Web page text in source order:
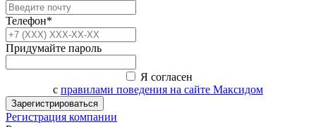
Телефон*
Придумайте пароль
Я согласен
с правилами поведения на сайте Максидом
Зарегистрироваться
Регистрация компании